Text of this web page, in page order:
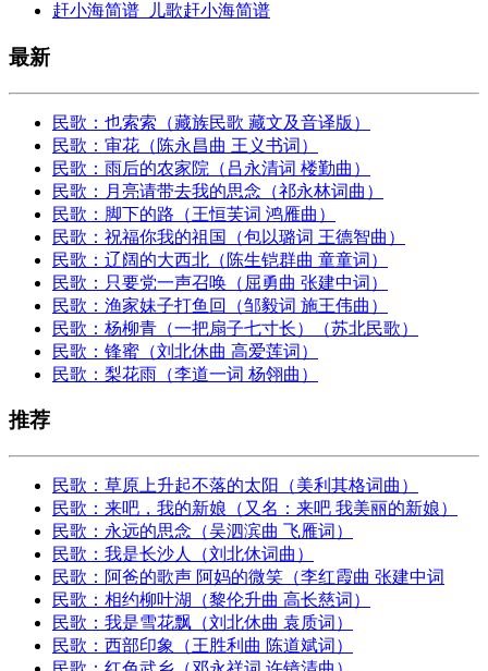
赶小海简谱_儿歌赶小海简谱
最新
民歌：也索索（藏族民歌 藏文及音译版）
民歌：审花（陈永昌曲 王义书词）
民歌：雨后的农家院（吕永清词 楼勤曲）
民歌：月亮请带去我的思念（祁永林词曲）
民歌：脚下的路（王恒芙词 鸿雁曲）
民歌：祝福你我的祖国（包以璐词 王德智曲）
民歌：辽阔的大西北（陈生铠群曲 童童词）
民歌：只要党一声召唤（屈勇曲 张建中词）
民歌：渔家妹子打鱼回（邹毅词 施王伟曲）
民歌：杨柳青（一把扇子七寸长）（苏北民歌）
民歌：锋蜜（刘北休曲 高爱莲词）
民歌：梨花雨（李道一词 杨翎曲）
推荐
民歌：草原上升起不落的太阳（美利其格词曲）
民歌：来吧，我的新娘（又名：来吧 我美丽的新娘）
民歌：永远的思念（吴泗滨曲 飞雁词）
民歌：我是长沙人（刘北休词曲）
民歌：阿爸的歌声 阿妈的微笑（李红霞曲 张建中词
民歌：相约柳叶湖（黎伦升曲 高长慈词）
民歌：我是雪花飘（刘北休曲 袁质词）
民歌：西部印象（王胜利曲 陈道斌词）